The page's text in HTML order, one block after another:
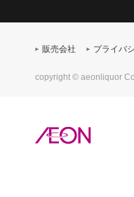
販売会社 プライバ
copyright © aeonliquor